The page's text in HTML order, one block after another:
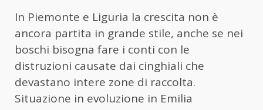
In Piemonte e Liguria la crescita non è
ancora partita in grande stile, anche se nei
boschi bisogna fare i conti con le
distruzioni causate dai cinghiali che
devastano intere zone di raccolta.
Situazione in evoluzione in Emilia